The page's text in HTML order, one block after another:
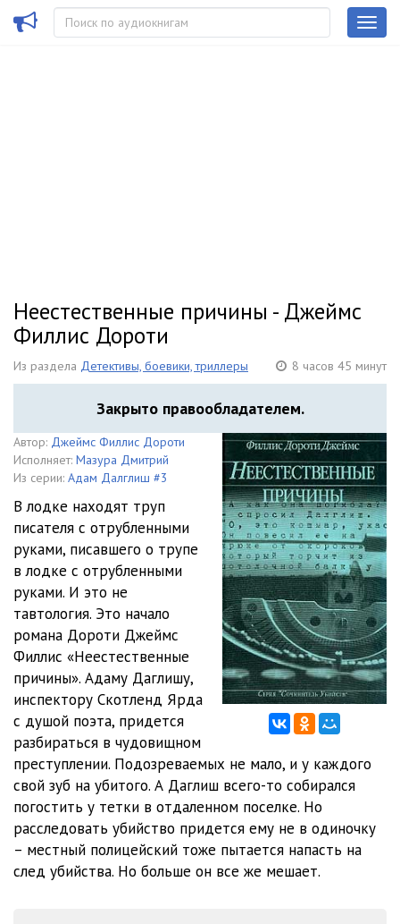
Неестественные причины - Джеймс
Филлис Дороти
Из раздела Детективы, боевики, триллеры 8 часов 45 минут
Закрыто правообладателем.
Автор: Джеймс Филлис Дороти
Исполняет: Мазура Дмитрий
Из серии: Адам Далглиш #3
В лодке находят труп
писателя с отрубленными
руками, писавшего о трупе
в лодке с отрубленными
руками. И это не
тавтология. Это начало
романа Дороти Джеймс
Филлис «Неестественные
причины». Адаму Даглишу,
инспектору Скотленд Ярда
с душой поэта, придется
разбираться в чудовищном
преступлении. Подозреваемых не мало, и у каждого
свой зуб на убитого. А Даглиш всего-то собирался
погостить у тетки в отдаленном поселке. Но
расследовать убийство придется ему не в одиночку
– местный полицейский тоже пытается напасть на
след убийства. Но больше он все же мешает.